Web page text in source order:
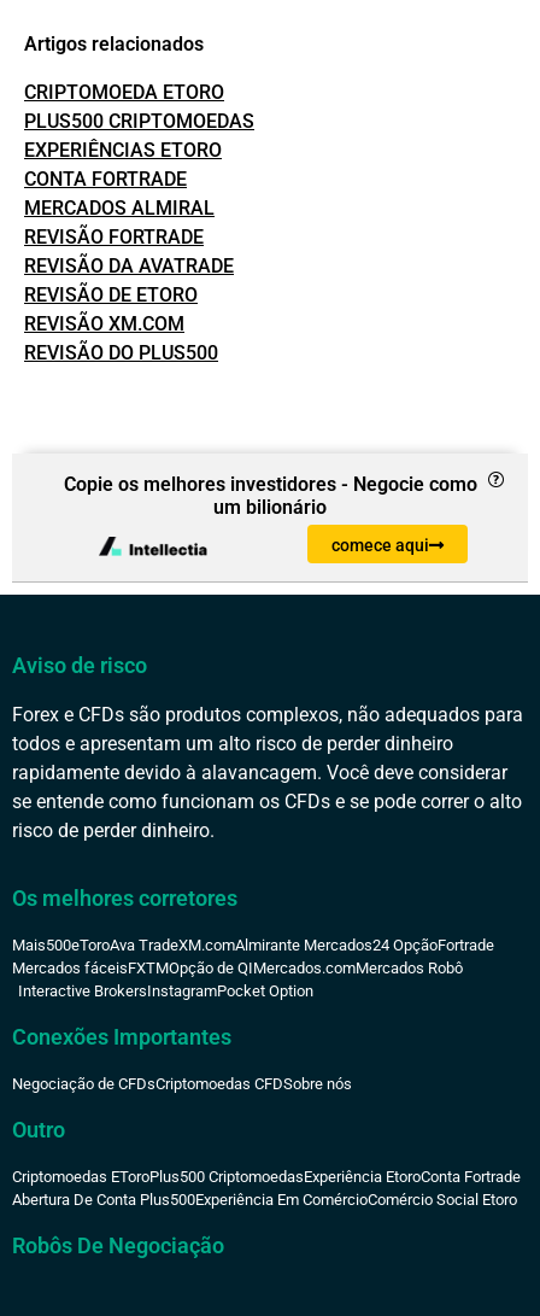
Artigos relacionados
CRIPTOMOEDA ETORO
PLUS500 CRIPTOMOEDAS
EXPERIÊNCIAS ETORO
CONTA FORTRADE
MERCADOS ALMIRAL
REVISÃO FORTRADE
REVISÃO DA AVATRADE
REVISÃO DE ETORO
REVISÃO XM.COM
REVISÃO DO PLUS500
Copie os melhores investidores - Negocie como
um bilionário
comece aqui
Aviso de risco
Forex e CFDs são produtos complexos, não adequados para
todos e apresentam um alto risco de perder dinheiro
rapidamente devido à alavancagem. Você deve considerar
se entende como funcionam os CFDs e se pode correr o alto
risco de perder dinheiro.
Os melhores corretores
Mais500eToroAva TradeXM.comAlmirante Mercados24 OpçãoFortrade
Mercados fáceisFXTMOpção de QIMercados.comMercados Robô
Interactive BrokersInstagramPocket Option
Conexões Importantes
Negociação de CFDsCriptomoedas CFDSobre nós
Outro
Criptomoedas EToroPlus500 CriptomoedasExperiência EtoroConta Fortrade
Abertura De Conta Plus500Experiência Em ComércioComércio Social Etoro
Robôs De Negociação